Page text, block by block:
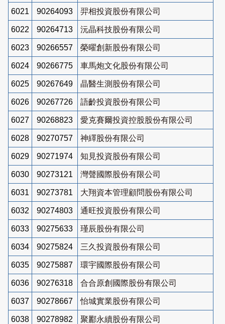
6021 90264093 羿相投資股份有限公司
6022 90264713 沅晶科技股份有限公司
6023 90266557 榮曜創新股份有限公司
6024 90266775 車馬炮文化股份有限公司
6025 90267649 晶醫生測股份有限公司
6026 90267726 語齡投資股份有限公司
6027 90268823 愛克賽爾投資控股股份有限公司
6028 90270757 神繹股份有限公司
6029 90271974 知見投資股份有限公司
6030 90273121 灣聲國際股份有限公司
6031 90273781 大翔資本管理顧問股份有限公司
6032 90274803 通旺投資股份有限公司
6033 90275633 瑾辰股份有限公司
6034 90275824 三久投資股份有限公司
6035 90275887 環宇國際股份有限公司
6036 90276318 合合原創國際股份有限公司
6037 90278667 怡城實業股份有限公司
6038 90278982 聚酈永續股份有限公司